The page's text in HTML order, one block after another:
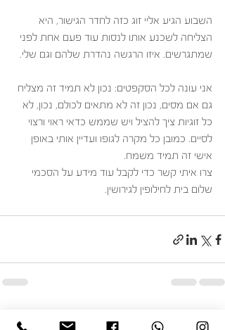
השבוע הגיע אליי זוג כזה לחדר הגישור, היא
הצליחה לשכנע אותו לנסות עוד פעם אחת לפני
שמתגרשים. איזו הרגשה נהדרת שלהם וגם שלי.
אני עונה לכל הסקפטים: נכון לא תמיד זה מצליח
גם אם מסים, נכון זה לא מתאים לכולם, נכון, לא
כל זוגיות ציך להציל ויש שממש כדאי ראוי ורצוי
לסיים. כמובן כל מקרה לגופו ועדיין אותי באופן
אישי זה תמיד משמח.
צרו איתי קשר כדי לקבל עוד מידע על הסכמי
שלום בית לחילופין לגירושין.
פוסטים אחרונים הצג הכול